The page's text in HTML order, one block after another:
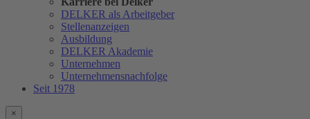
DELKER als Arbeitgeber
Stellenanzeigen
Ausbildung
DELKER Akademie
Unternehmen
Unternehmensnachfolge
Seit 1978
×